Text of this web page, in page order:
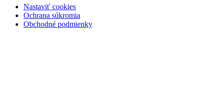
Nastaviť cookies
Ochrana súkromia
Obchodné podmienky